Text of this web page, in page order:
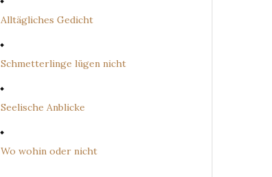
Alltägliches Gedicht
Schmetterlinge lügen nicht
Seelische Anblicke
Wo wohin oder nicht